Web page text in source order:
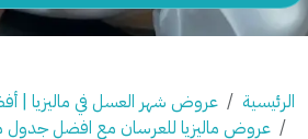
الرئيسية
عروض شهر العسل في ماليزيا |
عروض ماليزيا للعرسان مع افضل جدول ماليزيا